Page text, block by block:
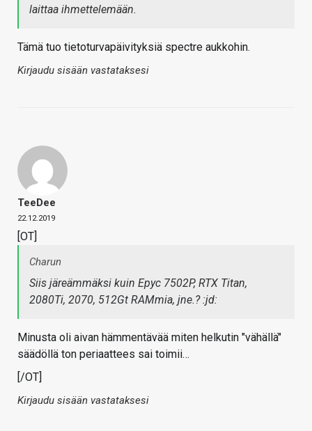
laittaa ihmettelemään.
Tämä tuo tietoturvapäivityksiä spectre aukkohin.
Kirjaudu sisään vastataksesi
TeeDee
22.12.2019
[OT]
Charun
Siis järeämmäksi kuin Epyc 7502P, RTX Titan,
2080Ti, 2070, 512Gt RAMmia, jne.? :jd:
Minusta oli aivan hämmentävää miten helkutin "vähällä"
säädöllä ton periaattees sai toimii…
[/OT]
Kirjaudu sisään vastataksesi